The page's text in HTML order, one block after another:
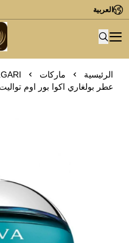
العربية
الرئيسية ماركات
عطر بولغاري اكوا بور اوم تواليت 100مل